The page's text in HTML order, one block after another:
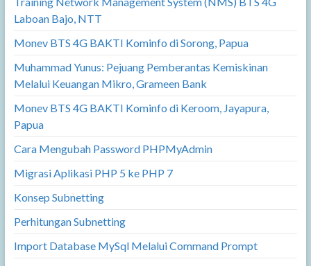
Laboan Bajo, NTT
Monev BTS 4G BAKTI Kominfo di Sorong, Papua
Muhammad Yunus: Pejuang Pemberantas Kemiskinan
Melalui Keuangan Mikro, Grameen Bank
Monev BTS 4G BAKTI Kominfo di Keroom, Jayapura,
Papua
Cara Mengubah Password PHPMyAdmin
Migrasi Aplikasi PHP 5 ke PHP 7
Konsep Subnetting
Perhitungan Subnetting
Import Database MySql Melalui Command Prompt